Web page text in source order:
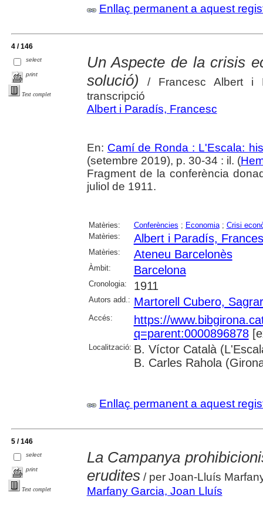
Enllaç permanent a aquest
4 / 146
select
print
Text complet
Un Aspecte de la crisis
solució) / Francesc Albert i
transcripció
Albert i Paradís, Francesc
En: Camí de Ronda : L'Escala:
(setembre 2019), p. 30-34 : il. (
Fragment de la conferència
juliol de 1911.
Matèries: Conferències ; Economia; Crisi
Matèries:
Albert i Paradís,
Matèries: Ateneu Barcelonès
Àmbit: Barcelona
Cronologia: 1911
Autors add.: Martorell Cubero,
Accés:
https://
q=parent:0000896878
Localització: B. Víctor Català
B. Carles Rahola
Enllaç permanent a aquest
5 / 146
select
print
Text complet
La Campanya
erudites/ per Joan-Lluís
Marfany Garcia, Joan Lluís